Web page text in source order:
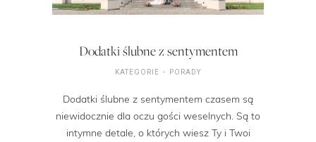
Dodatki ślubne z sentymentem
KATEGORIE PORADY
Dodatki ślubne z sentymentem czasem są
niewidocznie dla oczu gości weselnych. Są to
intymne detale, o których wiesz Ty i Twoi